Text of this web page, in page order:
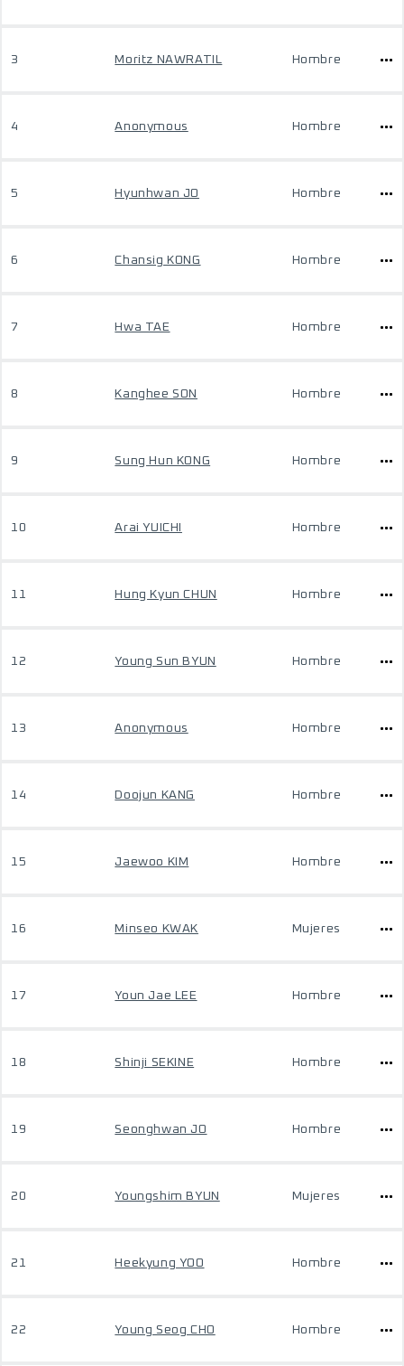
3 Moritz NAWRATIL Hombre
4 Anonymous Hombre
5 Hyunhwan JO Hombre
6 Chansig KONG Hombre
7 Hwa TAE Hombre
8 Kanghee SON Hombre
9 Sung Hun KONG Hombre
10 Arai YUICHI Hombre
11 Hung Kyun CHUN Hombre
12 Young Sun BYUN Hombre
13 Anonymous Hombre
14 Doojun KANG Hombre
15 Jaewoo KIM Hombre
16 Minseo KWAK Mujeres
17 Youn Jae LEE Hombre
18 Shinji SEKINE Hombre
19 Seonghwan JO Hombre
20 Youngshim BYUN Mujeres
21 Heekyung YOO Hombre
22 Young Seog CHO Hombre